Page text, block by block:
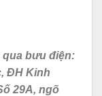
bưu điện:
ĐH Kinh
29A, ngõ